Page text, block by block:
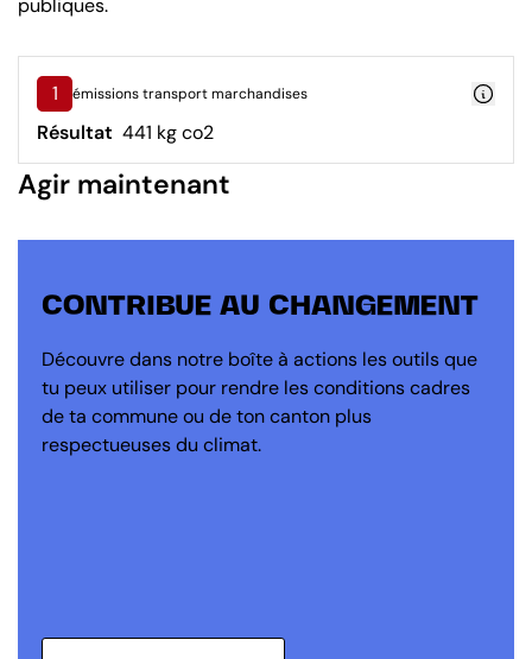
publiques.
1 émissions transport marchandises
Résultat 441 kg co2
Agir maintenant
CONTRIBUE AU CHANGEMENT
Découvre dans notre boîte à actions les outils que
tu peux utiliser pour rendre les conditions cadres
de ta commune ou de ton canton plus
respectueuses du climat.